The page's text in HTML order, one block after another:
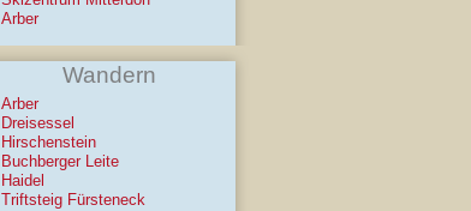
Arber
Wandern
Arber
Dreisessel
Hirschenstein
Buchberger Leite
Haidel
Triftsteig Fürsteneck